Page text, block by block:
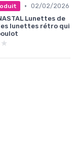
• 02/02/2026
Lunettes de
lunettes rétro qui